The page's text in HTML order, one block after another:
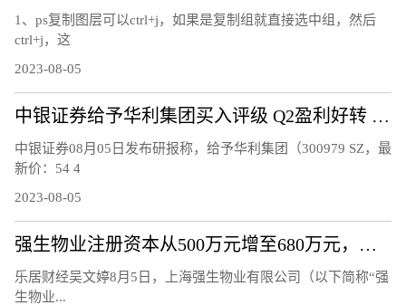
1、ps复制图层可以ctrl+j，如果是复制组就直接选中组，然后
ctrl+j，这
2023-08-05
中银证券给予华利集团买入评级 Q2盈利好转 期待下半年订单拐点显现
中银证券08月05日发布研报称，给予华利集团（300979 SZ，最
新价：54 4
2023-08-05
强生物业注册资本从500万元增至680万元，增幅36%
乐居财经吴文婷8月5日，上海强生物业有限公司（以下简称“强
生物业...